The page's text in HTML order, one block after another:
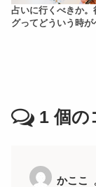
占いに行くべきか。
グってどういう時が
1 個の
かここ